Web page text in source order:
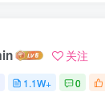
关注
1.1W+ 0